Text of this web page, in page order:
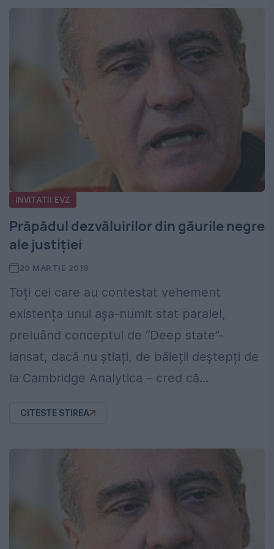
INVITATII EVZ
Prăpădul dezvăluirilor din găurile negre
ale justiției
29 MARTIE 2018
Toți cei care au contestat vehement
existența unui așa-numit stat paralel,
preluând conceptul de “Deep state”-
lansat, dacă nu știați, de băieții deștepți de
la Cambridge Analytica – cred că...
CITESTE STIREA